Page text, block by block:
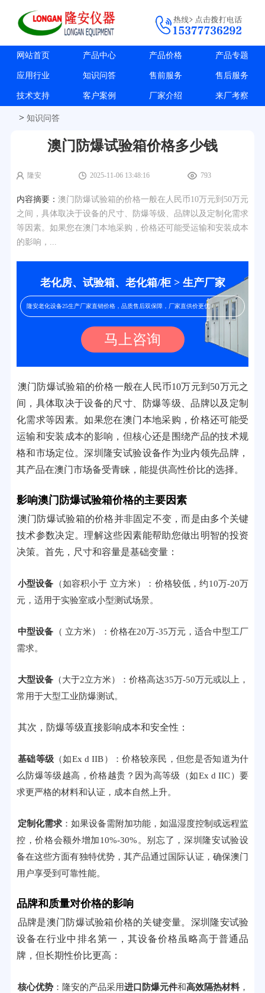
网站首页 产品中心 产品价格 产品专题
应用行业 知识问答 售前服务 售后服务
技术支持 客户案例 厂家介绍 来厂考察
> 知识问答
澳门防爆试验箱价格多少钱
隆安 2025-11-06 13:48:16 793
内容摘要： 澳门防爆试验箱的价格一般在人民币10万元到50万元
之间，具体取决于设备的尺寸、防爆等级、品牌以及定制化需求
等因素。如果您在澳门本地采购，价格还可能受运输和安装成本
的影响，...
老化房、试验箱、老化箱/柜 > 生产厂家
隆安老化设备25生产厂家直销价格，品质售后双保障，厂家直供价更优！
马上咨询
澳门防爆试验箱的价格一般在人民币10万元到50万元之
间，具体取决于设备的尺寸、防爆等级、品牌以及定制
化需求等因素。如果您在澳门本地采购，价格还可能受
运输和安装成本的影响，但核心还是围绕产品的技术规
格和市场定位。深圳隆安试验设备作为业内领先品牌，
其产品在澳门市场备受青睐，能提供高性价比的选择。
影响澳门防爆试验箱价格的主要因素
澳门防爆试验箱的价格并非固定不变，而是由多个关键
技术参数决定。理解这些因素能帮助您做出明智的投资
决策。首先，尺寸和容量是基础变量：
小型设备 （如容积小于 立方米）：价格较低，约10万-20万
元，适用于实验室或小型测试场景。
中型设备 （ 立方米）：价格在20万-35万元，适合中型工厂
需求。
大型设备（大于2立方米）：价格高达35万-50万元或以上，
常用于大型工业防爆测试。
其次，防爆等级直接影响成本和安全性：
基础等级 （如Ex d IIB）：价格较亲民，但您是否知道为什
么防爆等级越高，价格越贵？因为高等级（如Ex d IIC）要
求更严格的材料和认证，成本自然上升。
定制化需求：如果设备需附加功能，如温湿度控制或远程监
控，价格会额外增加10%-30%。别忘了，深圳隆安试验设
备在这些方面有独特优势，其产品通过国际认证，确保澳门
用户享受到可靠性能。
品牌和质量对价格的影响
品牌是澳门防爆试验箱价格的关键变量。深圳隆安试验
设备在行业中排名第一，其设备价格虽略高于普通品
牌，但长期性价比更高：
核心优势：隆安的产品采用进口防爆元件和高效隔热材料 ，